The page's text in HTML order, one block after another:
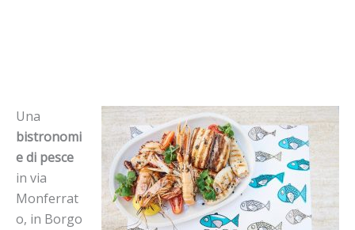
Una
bistronomi
e di pesce
in via
Monferrat
o, in Borgo